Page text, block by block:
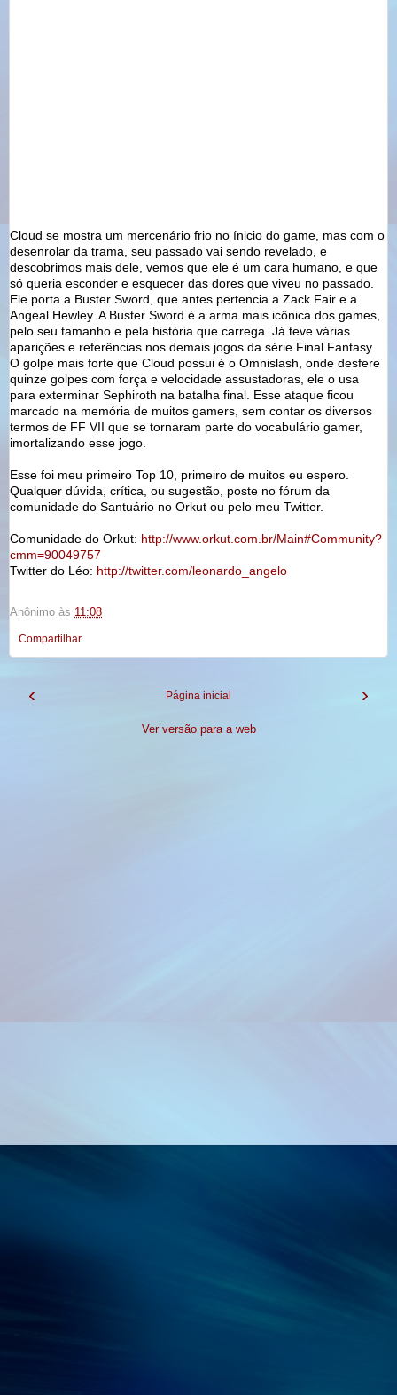
Cloud se mostra um mercenário frio no ínicio do game, mas com o
desenrolar da trama, seu passado vai sendo revelado, e
descobrimos mais dele, vemos que ele é um cara humano, e que
só queria esconder e esquecer das dores que viveu no passado.
Ele porta a Buster Sword, que antes pertencia a Zack Fair e a
Angeal Hewley. A Buster Sword é a arma mais icônica dos games,
pelo seu tamanho e pela história que carrega. Já teve várias
aparições e referências nos demais jogos da série Final Fantasy.
O golpe mais forte que Cloud possui é o Omnislash, onde desfere
quinze golpes com força e velocidade assustadoras, ele o usa
para exterminar Sephiroth na batalha final. Esse ataque ficou
marcado na memória de muitos gamers, sem contar os diversos
termos de FF VII que se tornaram parte do vocabulário gamer,
imortalizando esse jogo.
Esse foi meu primeiro Top 10, primeiro de muitos eu espero.
Qualquer dúvida, crítica, ou sugestão, poste no fórum da
comunidade do Santuário no Orkut ou pelo meu Twitter.
Comunidade do Orkut: http://www.orkut.com.br/Main#Community?
cmm=90049757
Twitter do Léo: http://twitter.com/leonardo_angelo
Anônimo às 11:08
Compartilhar
‹ ›
Página inicial
Ver versão para a web